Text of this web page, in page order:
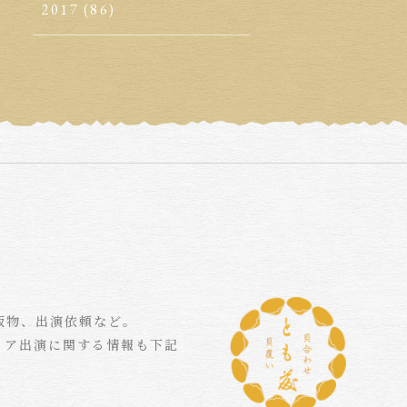
2017 (86)
、出演依頼など。
出演に関する情報も下記